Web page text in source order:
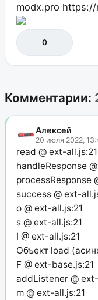
modx.pro https://
0
Комментарии:
Алексей
20 июля 2022,
read @ ext-all.js:21
handleResponse
processResponse
success @ ext-
o @ ext-all.js:21
s @ ext-all.js:21
I @ ext-all.js:21
Объект load
F @ ext-base.js:21
addListener @
m @ ext-all.js:21